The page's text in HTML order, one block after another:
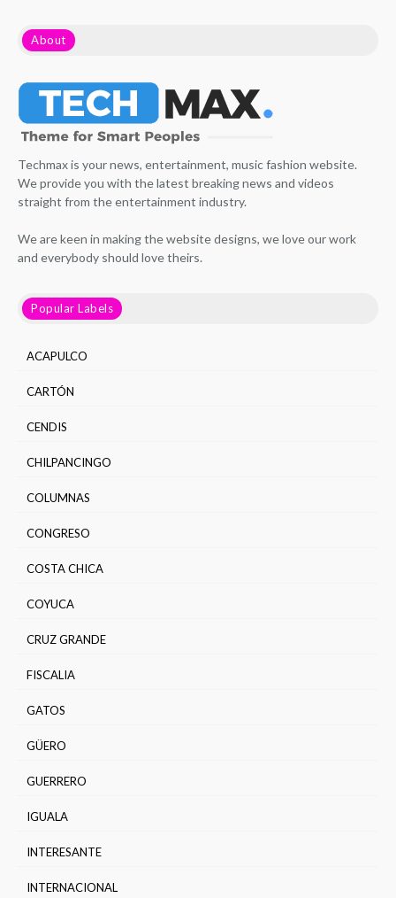
About
Techmax is your news, entertainment, music fashion website.
We provide you with the latest breaking news and videos
straight from the entertainment industry.
We are keen in making the website designs, we love our work
and everybody should love theirs.
Popular Labels
ACAPULCO
CARTÓN
CENDIS
CHILPANCINGO
COLUMNAS
CONGRESO
COSTA CHICA
COYUCA
CRUZ GRANDE
FISCALIA
GATOS
GÜERO
GUERRERO
IGUALA
INTERESANTE
INTERNACIONAL